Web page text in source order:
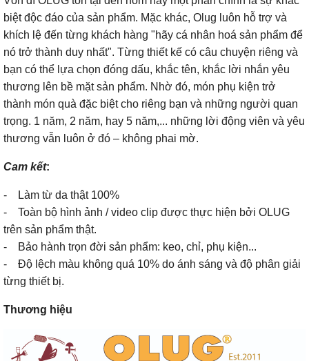
biệt độc đáo của sản phẩm. Mặc khác, Olug luôn hỗ trợ và
khích lệ đến từng khách hàng "hãy cá nhân hoá sản phẩm để
nó trở thành duy nhất". Từng thiết kế có câu chuyện riêng và
bạn có thể lựa chọn đóng dấu, khắc tên, khắc lời nhắn yêu
thương lên bề mặt sản phẩm. Nhờ đó, món phụ kiện trở
thành món quà đặc biệt cho riêng bạn và những người quan
trọng. 1 năm, 2 năm, hay 5 năm,... những lời động viên và yêu
thương vẫn luôn ở đó – không phai mờ.
Cam kết:
- Làm từ da thật 100%
- Toàn bộ hình ảnh / video clip được thực hiện bởi OLUG
trên sản phẩm thật.
- Bảo hành trọn đời sản phẩm: keo, chỉ, phụ kiện...
- Độ lệch màu không quá 10% do ánh sáng và độ phân giải
từng thiết bị.
Thương hiệu